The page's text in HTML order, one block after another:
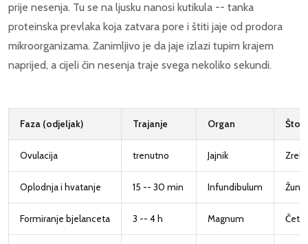
prije nesenja. Tu se na ljusku nanosi kutikula -- tanka
proteinska prevlaka koja zatvara pore i štiti jaje od prodora
mikroorganizama. Zanimljivo je da jaje izlazi tupim krajem
naprijed, a cijeli čin nesenja traje svega nekoliko sekundi.
Faza (odjeljak) Trajanje Organ Što
Ovulacija trenutno Jajnik Zreli
Oplodnja i hvatanje 15 -- 30 min Infundibulum
Formiranje bjelanceta 3 -- 4 h Magnum